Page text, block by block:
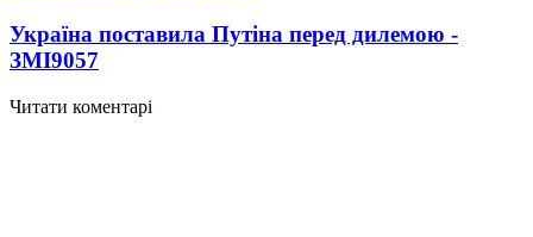
Україна поставила Путіна перед дилемою -
ЗМІ9057
Читати коментарі